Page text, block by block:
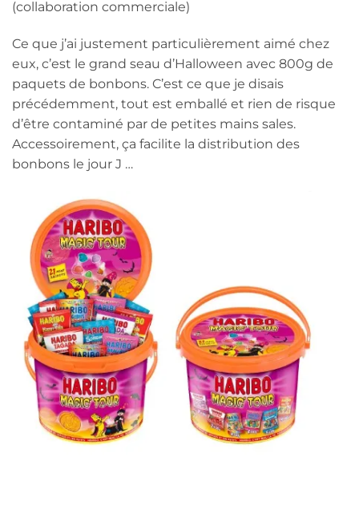
(collaboration commerciale)
Ce que j’ai justement particulièrement aimé chez
eux, c’est le grand seau d’Halloween avec 800g de
paquets de bonbons. C’est ce que je disais
précédemment, tout est emballé et rien de risque
d’être contaminé par de petites mains sales.
Accessoirement, ça facilite la distribution des
bonbons le jour J …